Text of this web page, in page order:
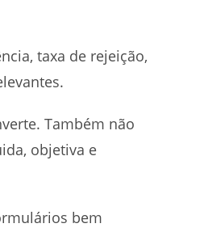
taxa de rejeição,
Também não
objetiva e
bem